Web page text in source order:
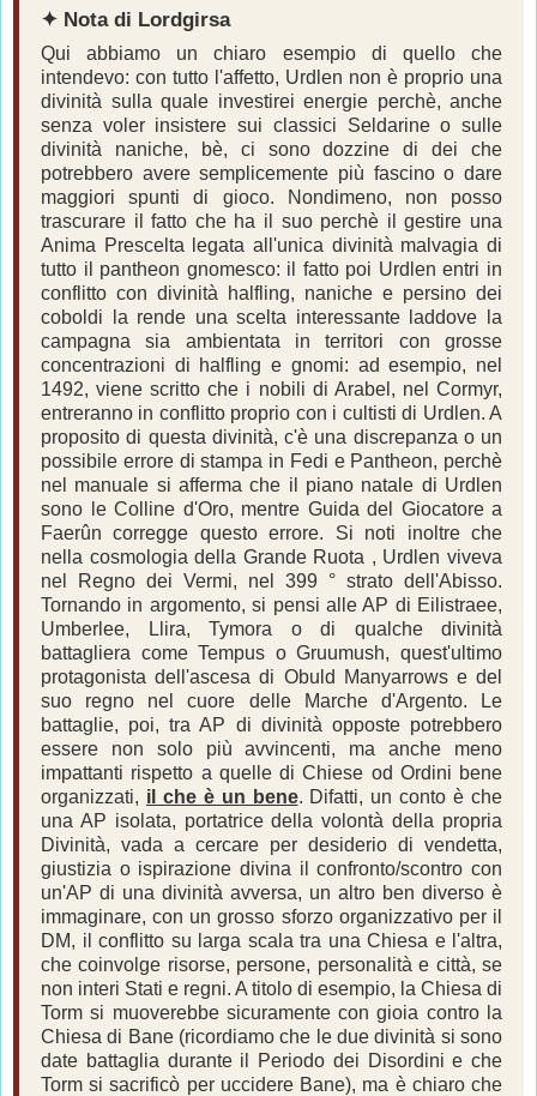
✦ Nota di Lordgirsa
Qui abbiamo un chiaro esempio di quello che
intendevo: con tutto l'affetto, Urdlen non è proprio una
divinità sulla quale investirei energie perchè, anche
senza voler insistere sui classici Seldarine o sulle
divinità naniche, bè, ci sono dozzine di dei che
potrebbero avere semplicemente più fascino o dare
maggiori spunti di gioco. Nondimeno, non posso
trascurare il fatto che ha il suo perchè il gestire una
Anima Prescelta legata all'unica divinità malvagia di
tutto il pantheon gnomesco: il fatto poi Urdlen entri in
conflitto con divinità halfling, naniche e persino dei
coboldi la rende una scelta interessante laddove la
campagna sia ambientata in territori con grosse
concentrazioni di halfling e gnomi: ad esempio, nel
1492, viene scritto che i nobili di Arabel, nel Cormyr,
entreranno in conflitto proprio con i cultisti di Urdlen. A
proposito di questa divinità, c'è una discrepanza o un
possibile errore di stampa in Fedi e Pantheon, perchè
nel manuale si afferma che il piano natale di Urdlen
sono le Colline d'Oro, mentre Guida del Giocatore a
Faerûn corregge questo errore. Si noti inoltre che
nella cosmologia della Grande Ruota , Urdlen viveva
nel Regno dei Vermi, nel 399 ° strato dell'Abisso.
Tornando in argomento, si pensi alle AP di Eilistraee,
Umberlee, Llira, Tymora o di qualche divinità
battagliera come Tempus o Gruumush, quest'ultimo
protagonista dell'ascesa di Obuld Manyarrows e del
suo regno nel cuore delle Marche d'Argento. Le
battaglie, poi, tra AP di divinità opposte potrebbero
essere non solo più avvincenti, ma anche meno
impattanti rispetto a quelle di Chiese od Ordini bene
organizzati, il che è un bene. Difatti, un conto è che
una AP isolata, portatrice della volontà della propria
Divinità, vada a cercare per desiderio di vendetta,
giustizia o ispirazione divina il confronto/scontro con
un'AP di una divinità avversa, un altro ben diverso è
immaginare, con un grosso sforzo organizzativo per il
DM, il conflitto su larga scala tra una Chiesa e l'altra,
che coinvolge risorse, persone, personalità e città, se
non interi Stati e regni. A titolo di esempio, la Chiesa di
Torm si muoverebbe sicuramente con gioia contro la
Chiesa di Bane (ricordiamo che le due divinità si sono
date battaglia durante il Periodo dei Disordini e che
Torm si sacrificò per uccidere Bane), ma è chiaro che